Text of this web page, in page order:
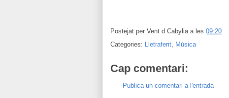
Postejat per Vent d Cabylia a les 09:20
Categories: Lletraferit, Música
Cap comentari:
Publica un comentari a l'entrada